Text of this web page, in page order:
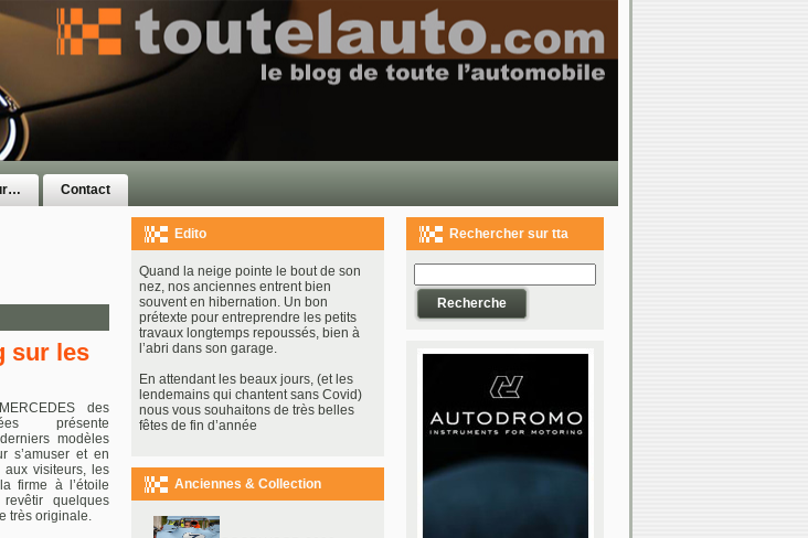
Contact
sur les
des
présente
modèles
s’amuser et en
visiteurs, les
firme à l’étoile
quelques
très originale.
Edito
Quand la neige pointe le bout de son
nez, nos anciennes entrent bien
souvent en hibernation. Un bon
prétexte pour entreprendre les petits
travaux longtemps repoussés, bien à
l’abri dans son garage.
En attendant les beaux jours, (et les
lendemains qui chantent sans Covid)
nous vous souhaitons de très belles
fêtes de fin d’année
Anciennes & Collection
Rechercher sur tta